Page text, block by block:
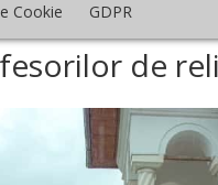
Cookie GDPR
› Știri › Consfătuirea
de
Ianuarie Februarie